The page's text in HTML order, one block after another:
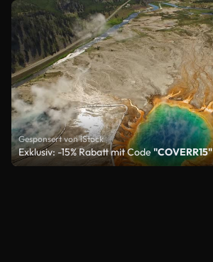
Gesponsert von iStock
Exklusiv: -15% Rabatt mit Code"COVERR15"